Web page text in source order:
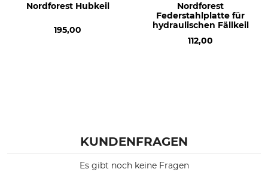
Nordforest Hubkeil
195,00
Nordforest
Federstahlplatte für
hydraulischen Fällkeil
112,00
KUNDENFRAGEN
Es gibt noch keine Fragen